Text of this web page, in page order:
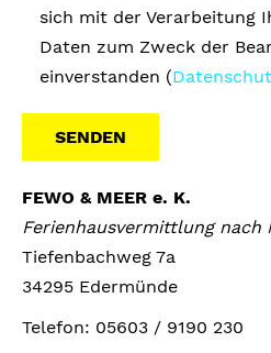
sich mit der Verarbeitung
Daten zum Zweck der
einverstanden (
l
n
FEWO & MEER e. K.
Ferienhausvermittlung nach
Tiefenbachweg 7a
34295 Edermünde
Telefon: 05603 / 9190 230